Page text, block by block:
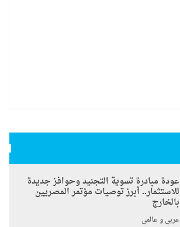
عودة مبادرة تسوية التجنيد وحوافز جديدة
للاستثمار.. أبرز توصيات مؤتمر المصريين
بالخارج
عربي و عالمي